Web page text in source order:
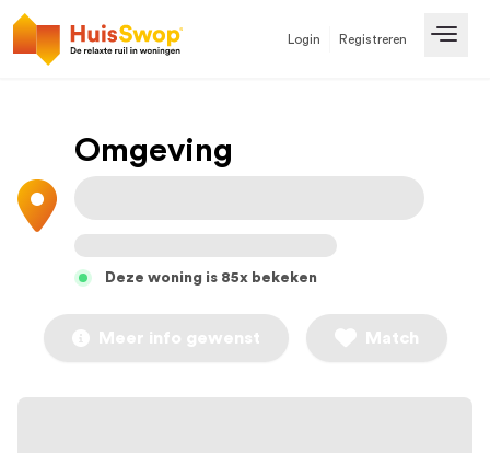
Login Registreren
Omgeving
Deze woning is 85x bekeken
Meer info gewenst Match